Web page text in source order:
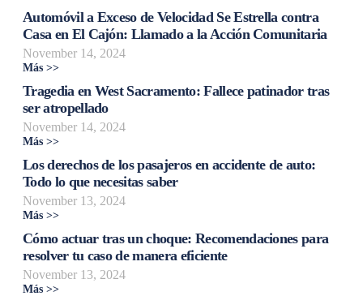
Automóvil a Exceso de Velocidad Se Estrella contra
Casa en El Cajón: Llamado a la Acción Comunitaria
November 14, 2024
Más >>
Tragedia en West Sacramento: Fallece patinador tras
ser atropellado
November 14, 2024
Más >>
Los derechos de los pasajeros en accidente de auto:
Todo lo que necesitas saber
November 13, 2024
Más >>
Cómo actuar tras un choque: Recomendaciones para
resolver tu caso de manera eficiente
November 13, 2024
Más >>